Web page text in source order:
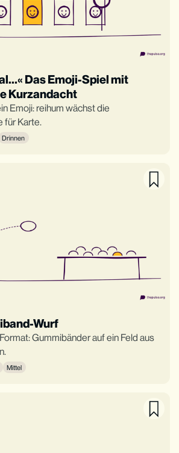
Das Emoji-Spiel mit
Kurzandacht
Emoji: reihum wächst die
für Karte.
Drinnen
Wurf
Gummibänder auf ein Feld aus
Mittel